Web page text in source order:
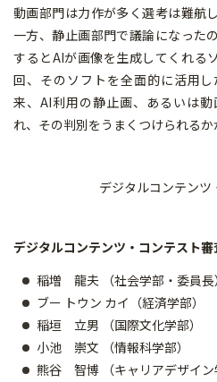
動画部門は力作が多く選考は難航
一方、静止画部門で議論になった
するとAIが画像を生成してくれる
回、そのソフトを全面的に活用
来、AI利用の静止画、あるいは
れ、その判別をうまくつけられるか
デジタルコンテン
デジタルコンテンツ・コンテスト
稲増 龍夫 （社会学部・委員長）
ブー トウン カイ（経済学部）
稲垣 立男 （国際文化学部）
小池 崇文 （情報科学部）
熊谷 智博 （キャリアデザイン